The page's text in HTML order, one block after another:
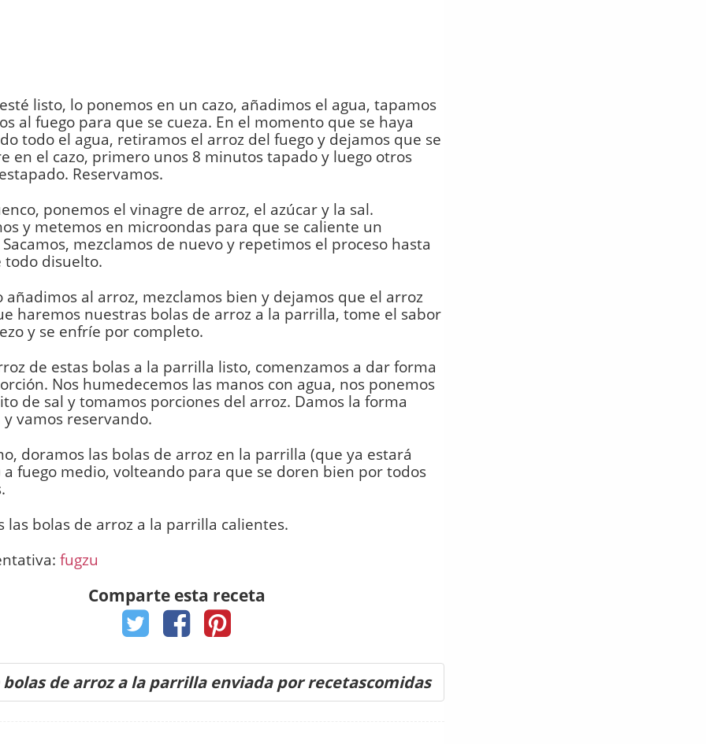
listo, lo ponemos en un cazo, añadimos el agua, tapamos
al fuego para que se cueza. En el momento que se haya
todo el agua, retiramos el arroz del fuego y dejamos que se
en el cazo, primero unos 8 minutos tapado y luego otros
Reservamos.
ponemos el vinagre de arroz, el azúcar y la sal.
y metemos en microondas para que se caliente un
mezclamos de nuevo y repetimos el proceso hasta
todo disuelto.
añadimos al arroz, mezclamos bien y dejamos que el arroz
haremos nuestras bolas de arroz a la parrilla, tome el sabor
y se enfríe por completo.
de estas bolas a la parrilla listo, comenzamos a dar forma
Nos humedecemos las manos con agua, nos ponemos
de sal y tomamos porciones del arroz. Damos la forma
y vamos reservando.
doramos las bolas de arroz en la parrilla (que ya estará
a fuego medio, volteando para que se doren bien por todos
las bolas de arroz a la parrilla calientes.
fugzu
Comparte esta receta
bolas de arroz a la parrilla enviada por recetascomidas